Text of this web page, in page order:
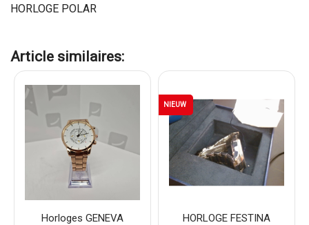
HORLOGE POLAR
Article similaires:
Horloges GENEVA HORLOGE FESTINA
NIEUW